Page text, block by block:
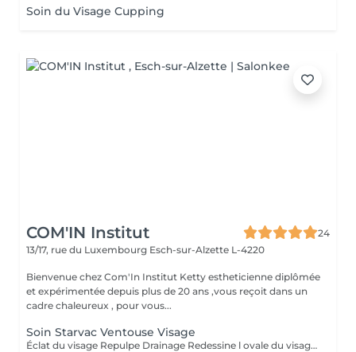
Soin du Visage Cupping
COM'IN Institut
24
13/17, rue du Luxembourg Esch-sur-Alzette L-4220
Bienvenue chez Com'In Institut Ketty estheticienne diplômée
et expérimentée depuis plus de 20 ans ,vous reçoit dans un
cadre chaleureux , pour vous...
Soin Starvac Ventouse Visage
Éclat du visage Repulpe Drainage Redessine l ovale du visage Nettoyage du visage ,traitement ventouse et application d'une crème